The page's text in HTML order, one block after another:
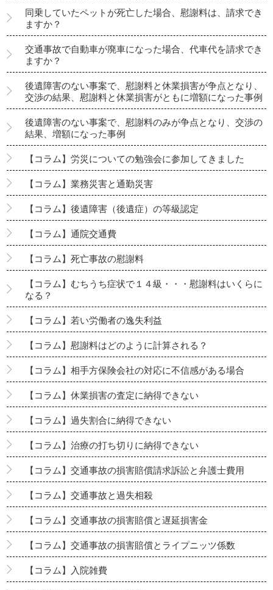
同乗していたペットが死亡した場合、慰謝料は、請求でき
ますか？
交通事故で自動車が廃車になった場合、代車代を請求でき
ますか？
後遺障害のない事案で、慰謝料と休業損害が争点となり、
交渉の結果、慰謝料と休業損害がともに増額になった事例
後遺障害のない事案で、慰謝料のみが争点となり、交渉の
結果、増額になった事例
【コラム】労災についての勉強会に参加してきました
【コラム】業務災害と通勤災害
【コラム】後遺障害（後遺症）の等級認定
【コラム】通院交通費
【コラム】死亡事故の慰謝料
【コラム】むちうち症状で１４級・・・慰謝料はいくらに
なる？
【コラム】若い労働者の逸失利益
【コラム】慰謝料はどのように計算される？
【コラム】相手方保険会社の対応に不信感がある場合
【コラム】休業損害の査定に納得できない
【コラム】過失割合に納得できない
【コラム】治療の打ち切りに納得できない
【コラム】交通事故の損害賠償請求訴訟と弁護士費用
【コラム】交通事故と過失相殺
【コラム】交通事故の損害賠償と遅延損害金
【コラム】交通事故の損害賠償とライプニッツ係数
【コラム】入院雑費